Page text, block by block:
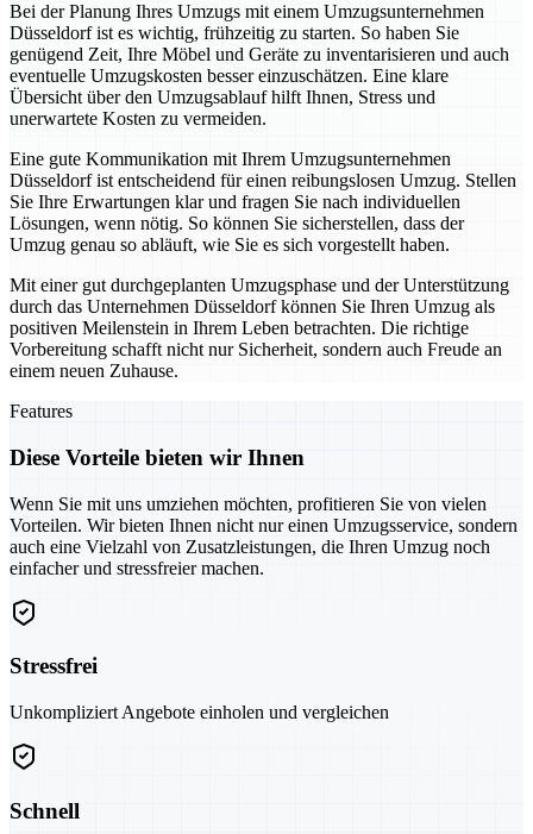
Bei der Planung Ihres Umzugs mit einem Umzugsunternehmen
Düsseldorf ist es wichtig, frühzeitig zu starten. So haben Sie
genügend Zeit, Ihre Möbel und Geräte zu inventarisieren und auch
eventuelle Umzugskosten besser einzuschätzen. Eine klare
Übersicht über den Umzugsablauf hilft Ihnen, Stress und
unerwartete Kosten zu vermeiden.
Eine gute Kommunikation mit Ihrem Umzugsunternehmen
Düsseldorf ist entscheidend für einen reibungslosen Umzug. Stellen
Sie Ihre Erwartungen klar und fragen Sie nach individuellen
Lösungen, wenn nötig. So können Sie sicherstellen, dass der
Umzug genau so abläuft, wie Sie es sich vorgestellt haben.
Mit einer gut durchgeplanten Umzugsphase und der Unterstützung
durch das Unternehmen Düsseldorf können Sie Ihren Umzug als
positiven Meilenstein in Ihrem Leben betrachten. Die richtige
Vorbereitung schafft nicht nur Sicherheit, sondern auch Freude an
einem neuen Zuhause.
Features
Diese Vorteile bieten wir Ihnen
Wenn Sie mit uns umziehen möchten, profitieren Sie von vielen
Vorteilen. Wir bieten Ihnen nicht nur einen Umzugsservice, sondern
auch eine Vielzahl von Zusatzleistungen, die Ihren Umzug noch
einfacher und stressfreier machen.
Stressfrei
Unkompliziert Angebote einholen und vergleichen
Schnell